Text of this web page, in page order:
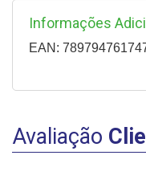
Informações
EAN:
Avaliação